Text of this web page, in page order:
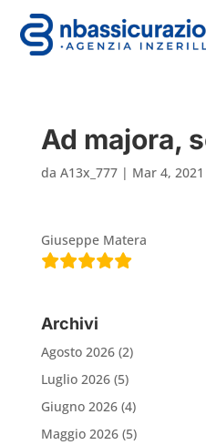
Ad majora,
da A13x_777| Mar 4, 2021
Giuseppe Matera
Archivi
Agosto 2026(2)
Luglio 2026(5)
Giugno 2026(4)
Maggio 2026(5)